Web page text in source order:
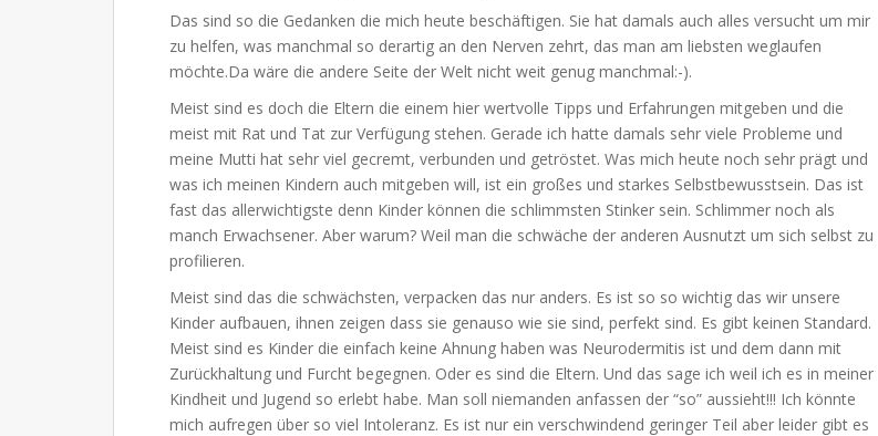
Das sind so die Gedanken die mich heute beschäftigen. Sie hat damals auch alles versucht um mir
zu helfen, was manchmal so derartig an den Nerven zehrt, das man am liebsten weglaufen
möchte.Da wäre die andere Seite der Welt nicht weit genug manchmal:-).
Meist sind es doch die Eltern die einem hier wertvolle Tipps und Erfahrungen mitgeben und die
meist mit Rat und Tat zur Verfügung stehen. Gerade ich hatte damals sehr viele Probleme und
meine Mutti hat sehr viel gecremt, verbunden und getröstet. Was mich heute noch sehr prägt und
was ich meinen Kindern auch mitgeben will, ist ein großes und starkes Selbstbewusstsein. Das ist
fast das allerwichtigste denn Kinder können die schlimmsten Stinker sein. Schlimmer noch als
manch Erwachsener. Aber warum? Weil man die schwäche der anderen Ausnutzt um sich selbst zu
profilieren.
Meist sind das die schwächsten, verpacken das nur anders. Es ist so so wichtig das wir unsere
Kinder aufbauen, ihnen zeigen dass sie genauso wie sie sind, perfekt sind. Es gibt keinen Standard.
Meist sind es Kinder die einfach keine Ahnung haben was Neurodermitis ist und dem dann mit
Zurückhaltung und Furcht begegnen. Oder es sind die Eltern. Und das sage ich weil ich es in meiner
Kindheit und Jugend so erlebt habe. Man soll niemanden anfassen der “so” aussieht!!! Ich könnte
mich aufregen über so viel Intoleranz. Es ist nur ein verschwindend geringer Teil aber leider gibt es